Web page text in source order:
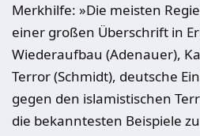
Merkhilfe: »Die meisten
einer großen Überschrift in
Wiederaufbau (Adenauer),
Terror (Schmidt), deutsche
gegen den islamistischen
die bekanntesten Beispiele